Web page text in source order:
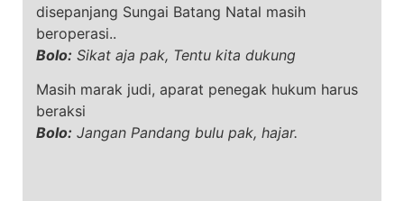
disepanjang Sungai Batang Natal masih
beroperasi..
Bolo: Sikat aja pak, Tentu kita dukung
Masih marak judi, aparat penegak hukum harus
beraksi
Bolo: Jangan Pandang bulu pak, hajar.